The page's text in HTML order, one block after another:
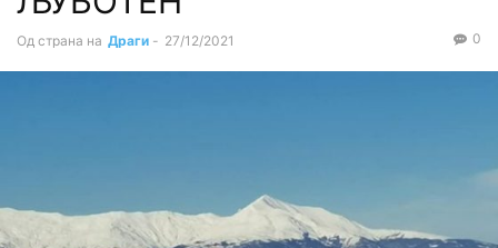
Од страна на Драги - 27/12/2021 0